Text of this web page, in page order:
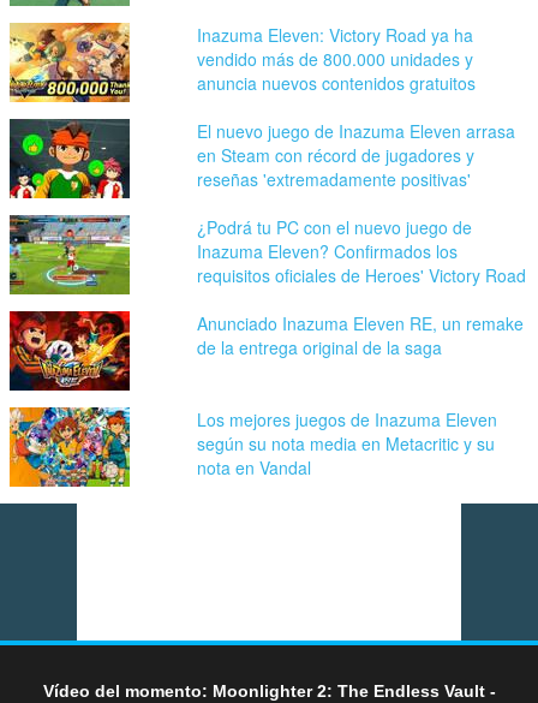
Inazuma Eleven: Victory Road ya ha
vendido más de 800.000 unidades y
anuncia nuevos contenidos gratuitos
El nuevo juego de Inazuma Eleven arrasa
en Steam con récord de jugadores y
reseñas 'extremadamente positivas'
¿Podrá tu PC con el nuevo juego de
Inazuma Eleven? Confirmados los
requisitos oficiales de Heroes' Victory Road
Anunciado Inazuma Eleven RE, un remake
de la entrega original de la saga
Los mejores juegos de Inazuma Eleven
según su nota media en Metacritic y su
nota en Vandal
Vídeo del momento: Moonlighter 2: The Endless Vault -